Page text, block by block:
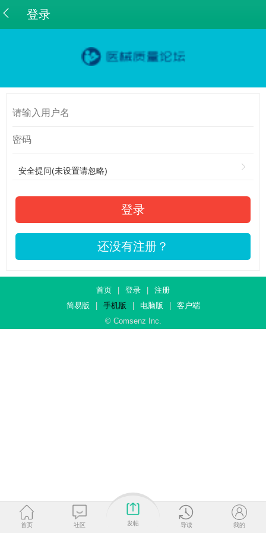
登录
安全提问(未设置请忽略)
登录
还没有注册？
首页 登录
注册
简易版
手机版 电脑版
客户端
© Comsenz Inc.
首页 社区 发帖 导读 我的